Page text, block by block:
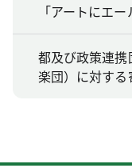
「アートにエ
都及び政策連
楽団）に対する